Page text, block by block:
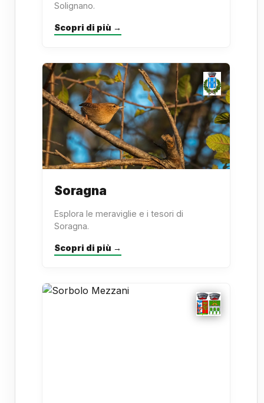
Solignano.
Scopri di più →
Soragna
Esplora le meraviglie e i tesori di
Soragna.
Scopri di più →